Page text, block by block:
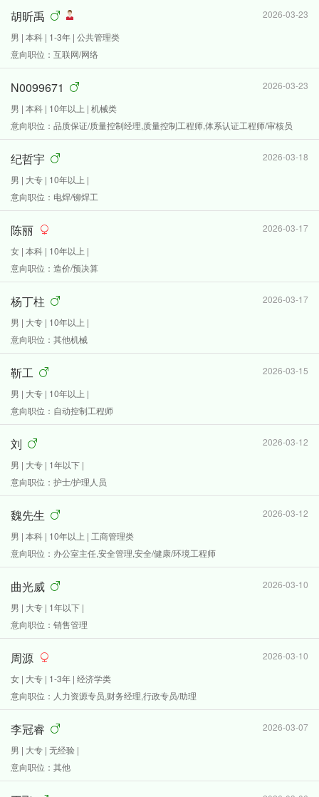
胡昕禹
2026-03-23
男 | 本科 | 1-3年 | 公共管理类
意向职位：互联网/网络
N0099671
2026-03-23
男 | 本科 | 10年以上 | 机械类
意向职位：品质保证/质量控制经理,质量控制工程师,体系认证工程师/审核员
纪哲宇
2026-03-18
男 | 大专 | 10年以上 |
意向职位：电焊/铆焊工
陈丽
2026-03-17
女 | 本科 | 10年以上 |
意向职位：造价/预决算
杨丁柱
2026-03-17
男 | 大专 | 10年以上 |
意向职位：其他机械
靳工
2026-03-15
男 | 大专 | 10年以上 |
意向职位：自动控制工程师
刘
2026-03-12
男 | 大专 | 1年以下 |
意向职位：护士/护理人员
魏先生
2026-03-12
男 | 本科 | 10年以上 | 工商管理类
意向职位：办公室主任,安全管理,安全/健康/环境工程师
曲光威
2026-03-10
男 | 大专 | 1年以下 |
意向职位：销售管理
周源
2026-03-10
女 | 大专 | 1-3年 | 经济学类
意向职位：人力资源专员,财务经理,行政专员/助理
李冠睿
2026-03-07
男 | 大专 | 无经验 |
意向职位：其他